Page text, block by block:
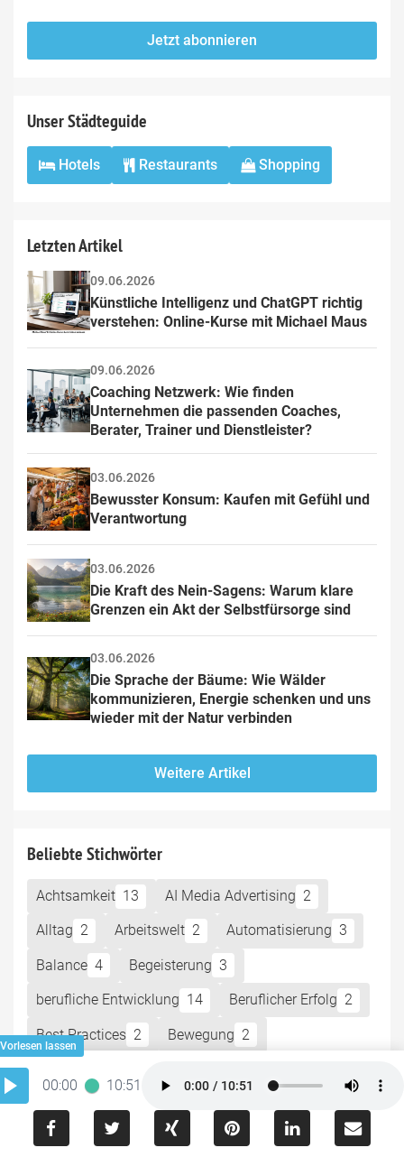
00:00 10:51
fill
Mailadresse:
Jetzt abonnieren
Unser Städteguide
Hotels Restaurants Shopping
Letzten Artikel
09.06.2026
Künstliche Intelligenz und ChatGPT richtig
verstehen: Online-Kurse mit Michael Maus
09.06.2026
Coaching Netzwerk: Wie finden
Unternehmen die passenden Coaches,
Berater, Trainer und Dienstleister?
03.06.2026
Bewusster Konsum: Kaufen mit Gefühl und
Verantwortung
03.06.2026
Die Kraft des Nein-Sagens: Warum klare
Grenzen ein Akt der Selbstfürsorge sind
03.06.2026
Die Sprache der Bäume: Wie Wälder
kommunizieren, Energie schenken und uns
wieder mit der Natur verbinden
Weitere Artikel
Beliebte Stichwörter
Achtsamkeit 13 AI Media Advertising 2
Alltag 2 Arbeitswelt 2 Automatisierung 3
Balance 4 Begeisterung 3
berufliche Entwicklung 14 Beruflicher Erfolg 2
Best Practices 2 Bewegung 2
Weitere Stichwörter